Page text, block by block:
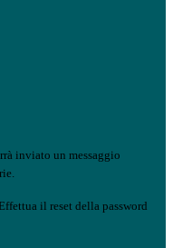
inviato un messaggio
il reset della password